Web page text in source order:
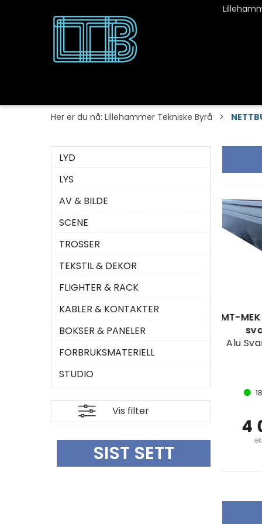
Her er du nå: Lillehammer Tekniske Byrå >
Vis filter
LYD
LYS
AV & BILDE
SCENE
TROSSER
TEKSTIL & DEKOR
FLIGHTER & RACK
KABLER & KONTAKTER
BOKSER & PANELER
FORBRUKSMATERIELL
STUDIO
SIST SETT
Heavy Duty Clamp,
eks. mva.
206,-
LMT-MEK Teppeskinne
Alu Svart 6,1 meter
eks. mva.
4 015,-